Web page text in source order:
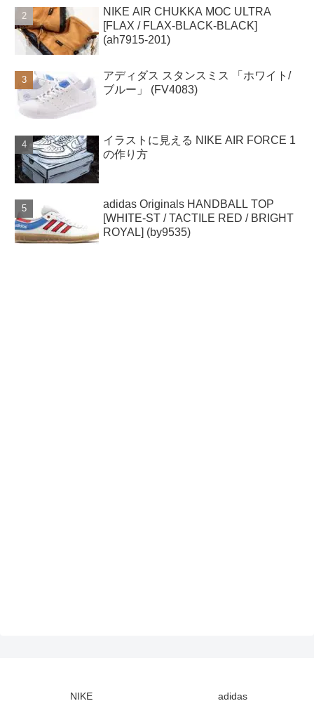
NIKE AIR CHUKKA MOC ULTRA
[FLAX / FLAX-BLACK-BLACK]
(ah7915-201)
アディダス スタンスミス 「ホワイト/
ブルー」 (FV4083)
イラストに見える NIKE AIR FORCE 1
の作り方
adidas Originals HANDBALL TOP
[WHITE-ST / TACTILE RED / BRIGHT
ROYAL] (by9535)
NIKE adidas